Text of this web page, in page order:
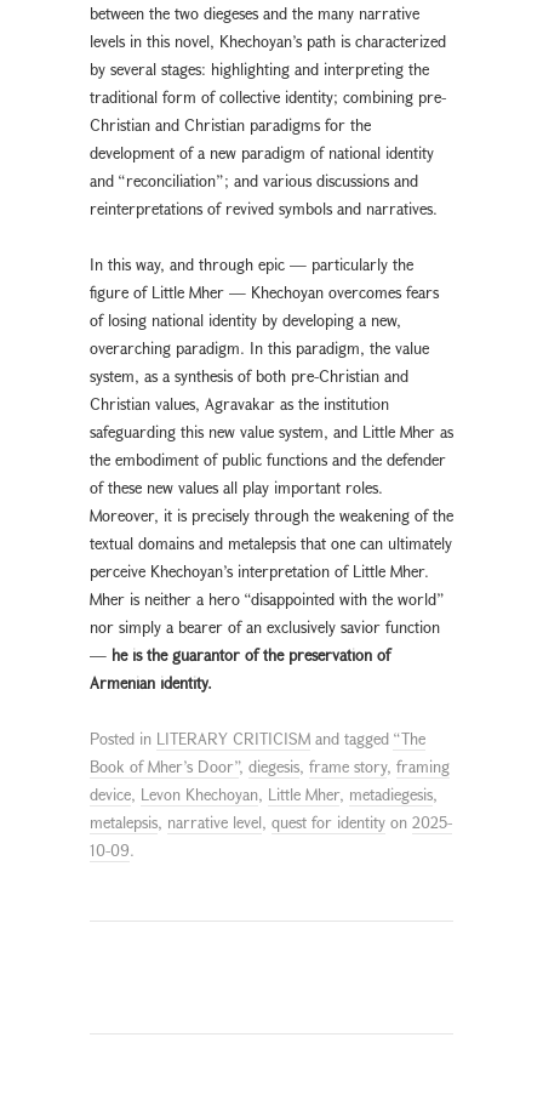
between the two diegeses and the many narrative
levels in this novel, Khechoyan’s path is characterized
by several stages: highlighting and interpreting the
traditional form of collective identity; combining pre-
Christian and Christian paradigms for the
development of a new paradigm of national identity
and “reconciliation”; and various discussions and
reinterpretations of revived symbols and narratives.
In this way, and through epic — particularly the
figure of Little Mher — Khechoyan overcomes fears
of losing national identity by developing a new,
overarching paradigm. In this paradigm, the value
system, as a synthesis of both pre-Christian and
Christian values, Agravakar as the institution
safeguarding this new value system, and Little Mher as
the embodiment of public functions and the defender
of these new values all play important roles.
Moreover, it is precisely through the weakening of the
textual domains and metalepsis that one can ultimately
perceive Khechoyan’s interpretation of Little Mher.
Mher is neither a hero “disappointed with the world”
nor simply a bearer of an exclusively savior function
— he is the guarantor of the preservation of
Armenian identity.
Posted in LITERARY CRITICISM and tagged “The
Book of Mher’s Door”, diegesis, frame story, framing
device, Levon Khechoyan, Little Mher, metadiegesis,
metalepsis, narrative level, quest for identity on 2025-
10-09.